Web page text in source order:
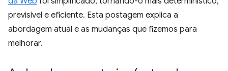
previsível e eficiente. Esta postagem explica a
abordagem atual e as mudanças que fizemos para
melhorar.